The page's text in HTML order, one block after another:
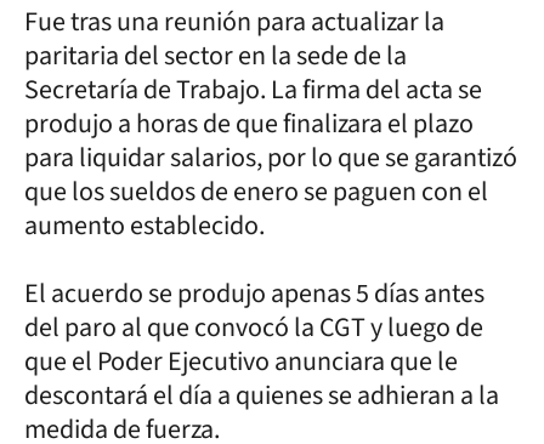
Fue tras una reunión para actualizar la
paritaria del sector en la sede de la
Secretaría de Trabajo. La firma del acta se
produjo a horas de que finalizara el plazo
para liquidar salarios, por lo que se garantizó
que los sueldos de enero se paguen con el
aumento establecido.
El acuerdo se produjo apenas 5 días antes
del paro al que convocó la CGT y luego de
que el Poder Ejecutivo anunciara que le
descontará el día a quienes se adhieran a la
medida de fuerza.